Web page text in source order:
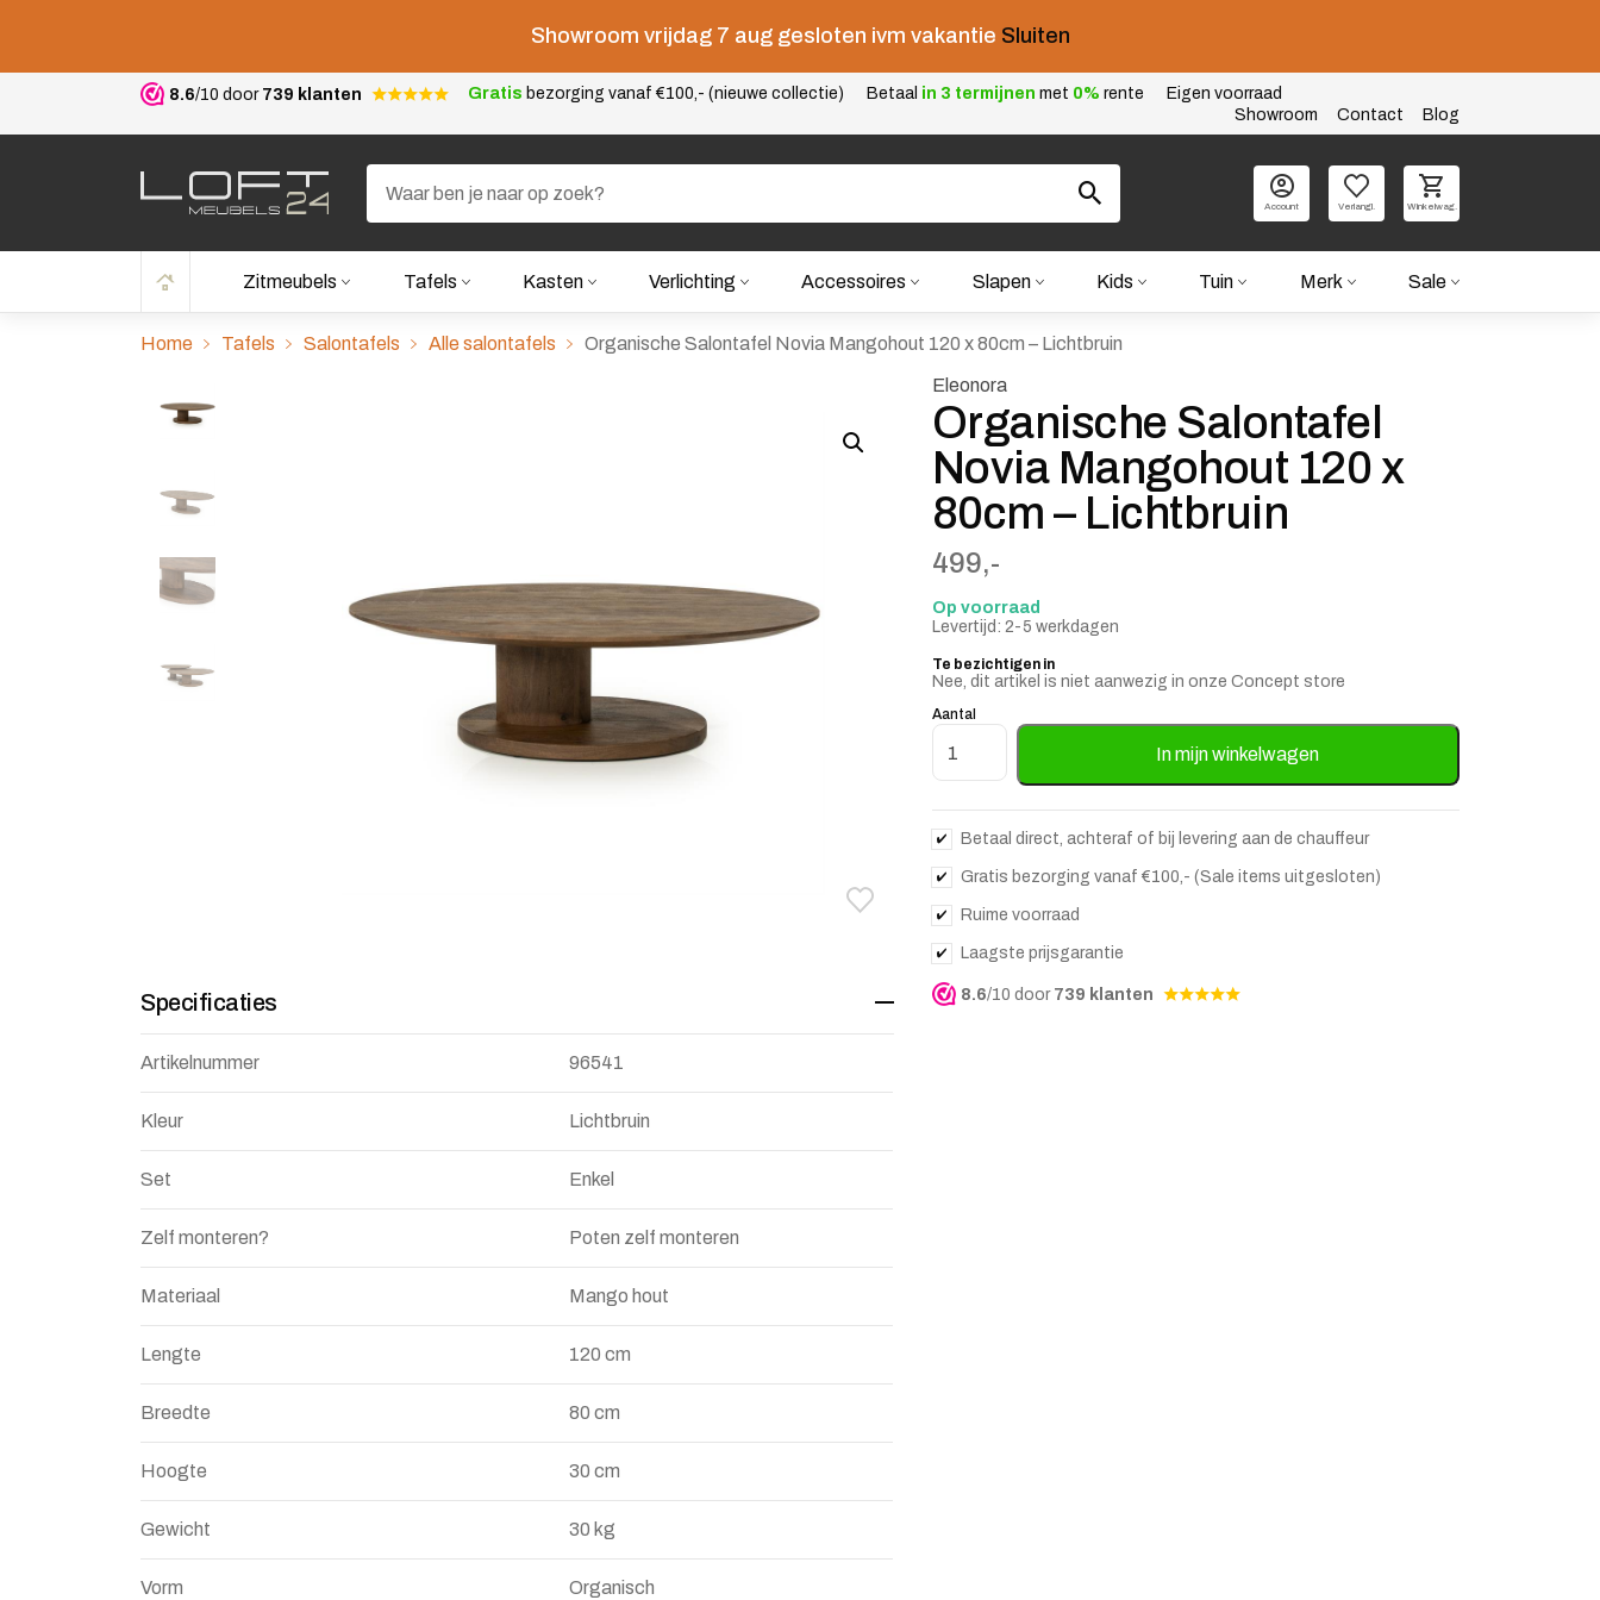
Showroom vrijdag 7 aug gesloten ivm vakantie Sluiten
8.6/10 door 739 klanten Gratis bezorging vanaf €100,- (nieuwe collectie) Betaal in 3 termijnen met 0% rente
Eigen voorraad
Showroom
Contact Blog
Account Verlangl. Winkelwag.
Zitmeubels Tafels Kasten Verlichting Accessoires Slapen Kids Tuin Merk Sale
Home Tafels Salontafels Alle salontafels Organische Salontafel Novia Mangohout 120 x 80cm – Lichtbruin
Toevoegen aan verlanglijstje
Verwijderen van verlanglijst
Specificaties
Artikelnummer 96541
Kleur Lichtbruin
Set Enkel
Zelf monteren? Poten zelf monteren
Materiaal Mango hout
Lengte 120 cm
Breedte 80 cm
Hoogte 30 cm
Gewicht 30 kg
Vorm Organisch
Eleonora
Organische Salontafel
Novia Mangohout 120 x
80cm – Lichtbruin
499,-
Op voorraad
Levertijd: 2-5 werkdagen
Te bezichtigen in
Nee, dit artikel is niet aanwezig in onze Concept store
Aantal
Organische Salontafel Novia Mangohout 120 x 80cm - Lichtbruin aantal
In mijn winkelwagen
Betaal direct, achteraf of bij levering aan de chauffeur
Gratis bezorging vanaf €100,- (Sale items uitgesloten)
Ruime voorraad
Laagste prijsgarantie
8.6/10 door 739 klanten